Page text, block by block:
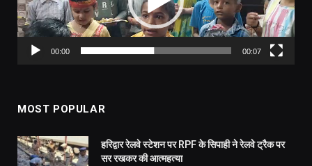
00:00 00:07
MOST POPULAR
हरिद्वार रेलवे स्टेशन पर RPF के सिपाही ने रेलवे ट्रैक पर
सर रखकर की आत्महत्या